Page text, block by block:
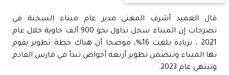
قال العميد أشرف المغني مدير عام ميناء السخنة في
تصرحات إن الميناء سجل تداول نحو 900 ألف حاوية خلال عام
2021 ، بزيادة بلغت 16%، موضحا أن هناك خطة تطوير يقوم
بها الميناء وتتضمن تطوير أربعة أحواض تبدأ في مارس القادم
وتنتهي عام 2023.